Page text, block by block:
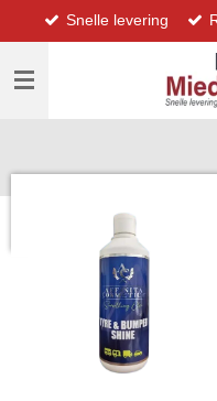
direct
naar
hoofdinhoud
Snelle levering